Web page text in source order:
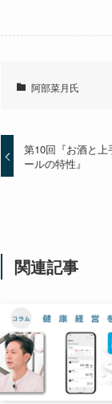
阿部菜月氏
第10回『お酒と
ールの特性』
関連記事